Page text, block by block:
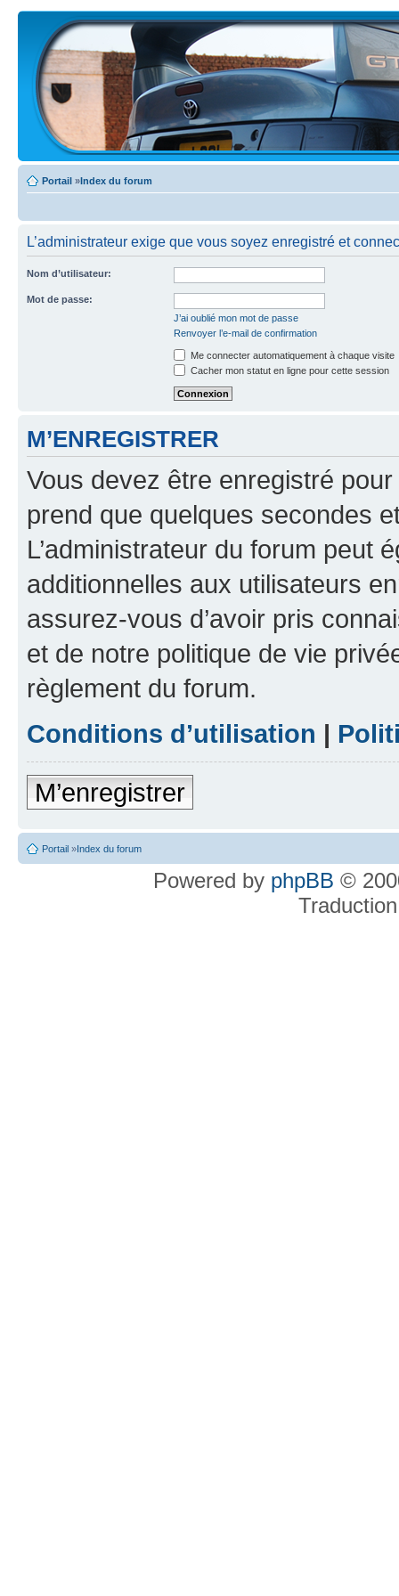
Portail »Index du forum
L’administrateur exige que vous soyez enregistré et
Nom d’utilisateur:
Mot de passe:
J’ai oublié mon mot de passe
Renvoyer l’e-mail de confirmation
Me connecter automatiquement à chaque visite
Cacher mon statut en ligne pour cette session
M’ENREGISTRER
Vous devez être enregistré
prend que quelques secondes
L’administrateur du forum peut
additionnelles aux utilisateurs
assurez-vous d’avoir pris
et de notre politique de vie
règlement du forum.
Conditions d’utilisation |
M’enregistrer
Portail »Index du forum
Powered by phpBB ©